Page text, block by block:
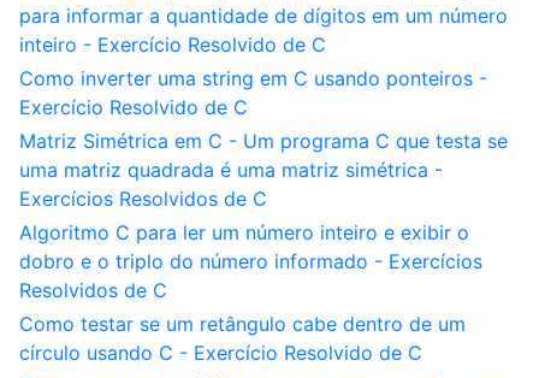
para informar a quantidade de dígitos em um número
inteiro - Exercício Resolvido de C
Como inverter uma string em C usando ponteiros -
Exercício Resolvido de C
Matriz Simétrica em C - Um programa C que testa se
uma matriz quadrada é uma matriz simétrica -
Exercícios Resolvidos de C
Algoritmo C para ler um número inteiro e exibir o
dobro e o triplo do número informado - Exercícios
Resolvidos de C
Como testar se um retângulo cabe dentro de um
círculo usando C - Exercício Resolvido de C